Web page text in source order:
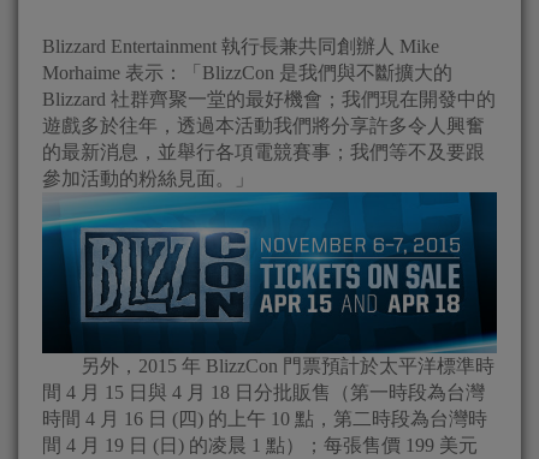
Blizzard Entertainment 執行長兼共同創辦人 Mike
Morhaime 表示：「BlizzCon 是我們與不斷擴大的
Blizzard 社群齊聚一堂的最好機會；我們現在開發中的
遊戲多於往年，透過本活動我們將分享許多令人興奮
的最新消息，並舉行各項電競賽事；我們等不及要跟
參加活動的粉絲見面。」
另外，2015 年 BlizzCon 門票預計於太平洋標準時
間 4 月 15 日與 4 月 18 日分批販售（第一時段為台灣
時間 4 月 16 日 (四) 的上午 10 點，第二時段為台灣時
間 4 月 19 日 (日) 的凌晨 1 點）；每張售價 199 美元